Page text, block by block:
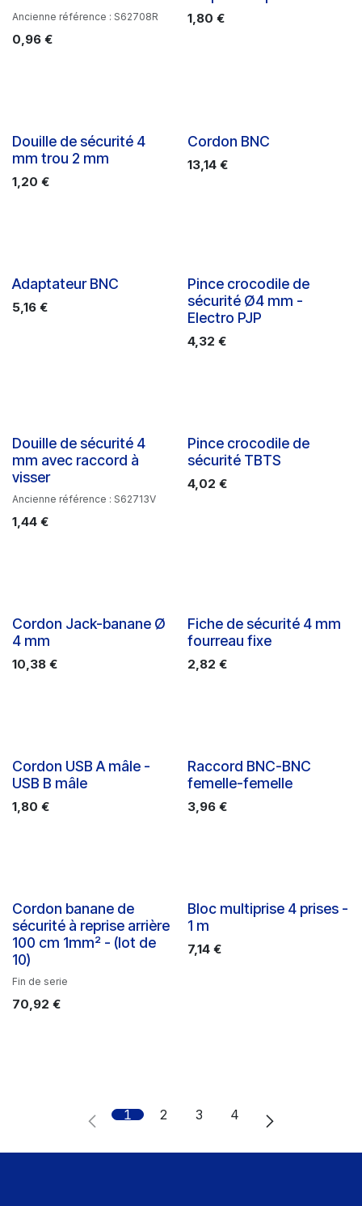
Ancienne référence : S62708R
0,96 €
1,80 €
Douille de sécurité 4
mm trou 2 mm
1,20 €
Cordon BNC
13,14€
Adaptateur BNC
5,16 €
Pince crocodile de
sécurité Ø4 mm -
Electro PJP
4,32 €
Douille de sécurité 4
mm avec raccord à
visser
Ancienne référence : S62713V
1,44 €
Pince crocodile de
sécurité TBTS
4,02 €
Cordon Jack-banane Ø
4 mm
10,38 €
Fiche de sécurité 4 mm
fourreau fixe
2,82 €
Cordon USB A mâle -
USB B mâle
1,80 €
Raccord BNC-BNC
femelle-femelle
3,96€
Cordon banane de
sécurité à reprise arrière
100 cm 1mm² - (lot de
10)
Fin de serie
70,92 €
Bloc multiprise 4 prises -
1 m
7,14€
1 2 3 4